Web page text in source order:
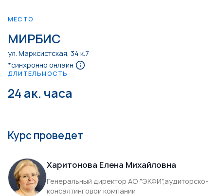
МЕСТО
МИРБИС
ул. Марксистская, 34 к.7
*синхронно онлайн
ДЛИТЕЛЬНОСТЬ
24 ак. часа
Курс проведет
Харитонова Елена Михайловна
Генеральный директор АО "ЭКФИ",аудиторско-
консалтинговой компании